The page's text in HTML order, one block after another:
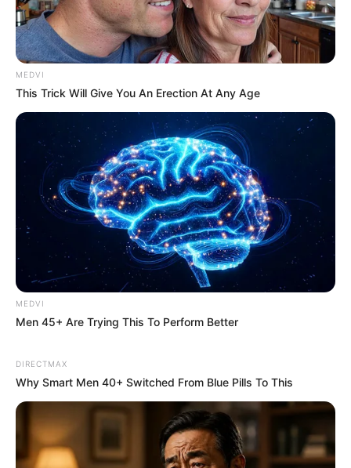
ทำนายรัก ราศีพิจิก ประจำเดือนมีนาคม 2556
คนมีคู่จะมีภาระหน้าที่ ที่จะต้องรับผิดชอบมาก ทำให้เราไม่
สามารถที่จะแสดงความรู้สึก หรือแสดงความหวานต่อกัน
ได้มากนัก เพราะหน้าที่นั้นค่อนข้างที่จะหนักเอาการ
ดูดวงความรัก ราศีธนู (เกิดวันที่ 15
ธ.ค. – 13 ม.ค.)
MEDVI
This Trick Will Give You An Erection At Any Age
MEDVI
Men 45+ Are Trying This To Perform Better
DIRECTMAX
Why Smart Men 40+ Switched From Blue Pills To This